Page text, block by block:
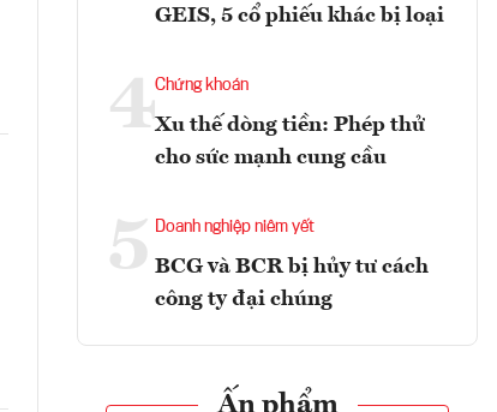
GEIS, 5 cổ phiếu khác bị loại
4Chứng khoán
Xu thế dòng tiền: Phép thử
cho sức mạnh cung cầu
5 Doanh nghiệp niêm yết
BCG và BCR bị hủy tư cách
công ty đại chúng